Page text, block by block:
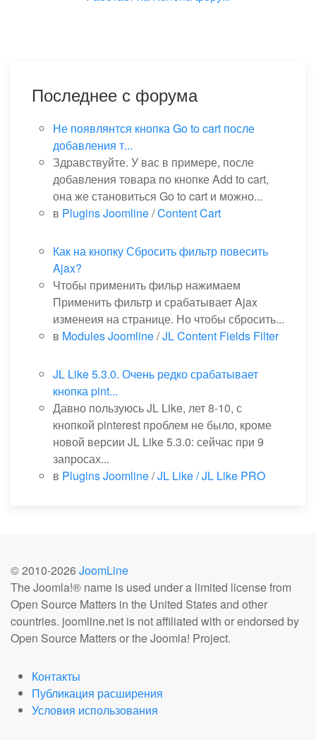
Последнее с форума
Не появлянтся кнопка Go to cart после
добавления т...
Здравствуйте. У вас в примере, после
добавления товара по кнопке Add to cart,
она же становиться Go to cart и можно...
в Plugins Joomline/Content Cart
Как на кнопку Сбросить фильтр повесить
Ajax?
Чтобы применить фильр нажимаем
Применить фильтр и срабатывает Ajax
изменеия на странице. Но чтобы сбросить...
в Modules Joomline/JL Content Fields Filter
JL Like 5.3.0. Очень редко срабатывает
кнопка pint...
Давно пользуюсь JL Like, лет 8-10, с
кнопкой pinterest проблем не было, кроме
новой версии JL Like 5.3.0: сейчас при 9
запросах...
в Plugins Joomline/JL Like / JL Like PRO
© 2010-2026 JoomLine
The Joomla!® name is used under a limited license from
Open Source Matters in the United States and other
countries. joomline.net is not affiliated with or endorsed by
Open Source Matters or the Joomla! Project.
Контакты
Публикация расширения
Условия использования